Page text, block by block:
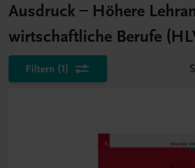
Ausdruck – Höhere
wirtschaftliche Berufe
Filtern (1)